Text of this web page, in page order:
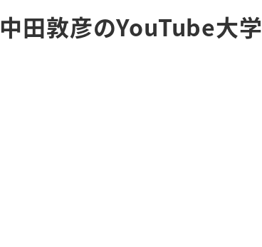
中田敦彦のYouTube大学